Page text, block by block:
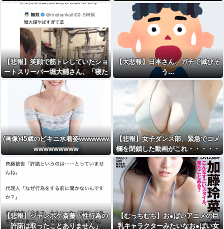
トして逮捕されてしまう・・・
【悲報】笑顔で筋トレしていたショ
ートスリーパー堀大輔さん、「寝た
ほうが良い」コメントにブチ切れて
豹変
【大悲報】日本さん、ガチで滅びそ
う…
(画像)45歳のビキニ水着姿wwwwww
wwwwwwwww
【悲報】女子ダンス部、緊急でコメ
欄を閉鎖した動画がこれ・・・・・
【悲報】ジャンポケ斎藤「性行為の
許諾は取ったことありません」
【むっちむち】お●ぱいアニメの巨
乳キャラクターみたいなお●ぱい女